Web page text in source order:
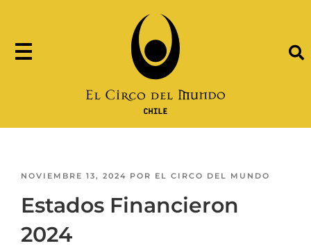
NOVIEMBRE 13, 2024 POR EL CIRCO DEL MUNDO
Estados Financieron
2024